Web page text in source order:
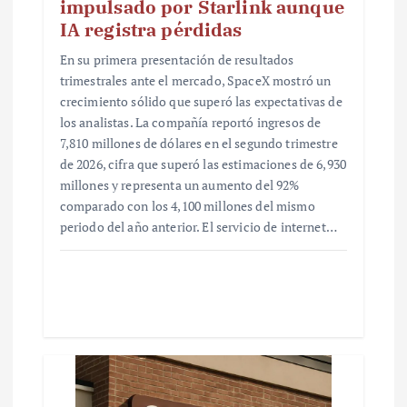
impulsado por Starlink aunque
IA registra pérdidas
En su primera presentación de resultados
trimestrales ante el mercado, SpaceX mostró un
crecimiento sólido que superó las expectativas de
los analistas. La compañía reportó ingresos de
7,810 millones de dólares en el segundo trimestre
de 2026, cifra que superó las estimaciones de 6,930
millones y representa un aumento del 92%
comparado con los 4,100 millones del mismo
periodo del año anterior. El servicio de internet…